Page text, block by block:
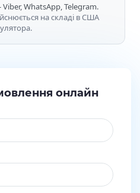
Viber, WhatsApp, Telegram.
на складі в США
онлайн